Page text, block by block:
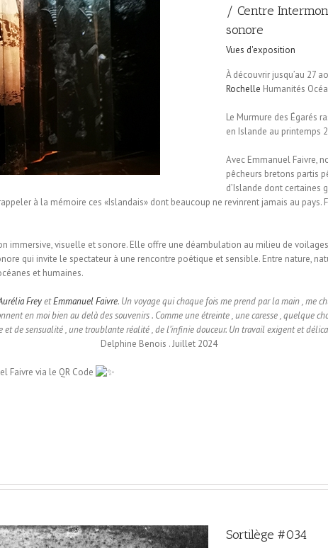
/ Centre
sonore
Vues d'exposition
À découvrir jusqu’au 27
Rochelle Humanités
Le Murmure des Égarés
en Islande au printemps
Avec Emmanuel Faivre,
pêcheurs bretons partis
d’Islande dont certaines
à la mémoire ces «Islandais» dont beaucoup ne revinrent jamais au pays.
immersive, visuelle et sonore. Elle offre une déambulation au milieu de
qui invite le spectateur à une rencontre poétique et sensible. Entre nature,
et humaines.
FreyetEmmanuel Faivre. Un voyage qui chaque fois me prend par la main , me
en moi bien au delà des souvenirs . Comme une étreinte , une caresse , quelque
et de sensualité , une troublante réalité , de l’infinie douceur. Un travail exigent et
Delphine Benois . Juillet 2024
Faivre via le QR Code
Sortilège #034